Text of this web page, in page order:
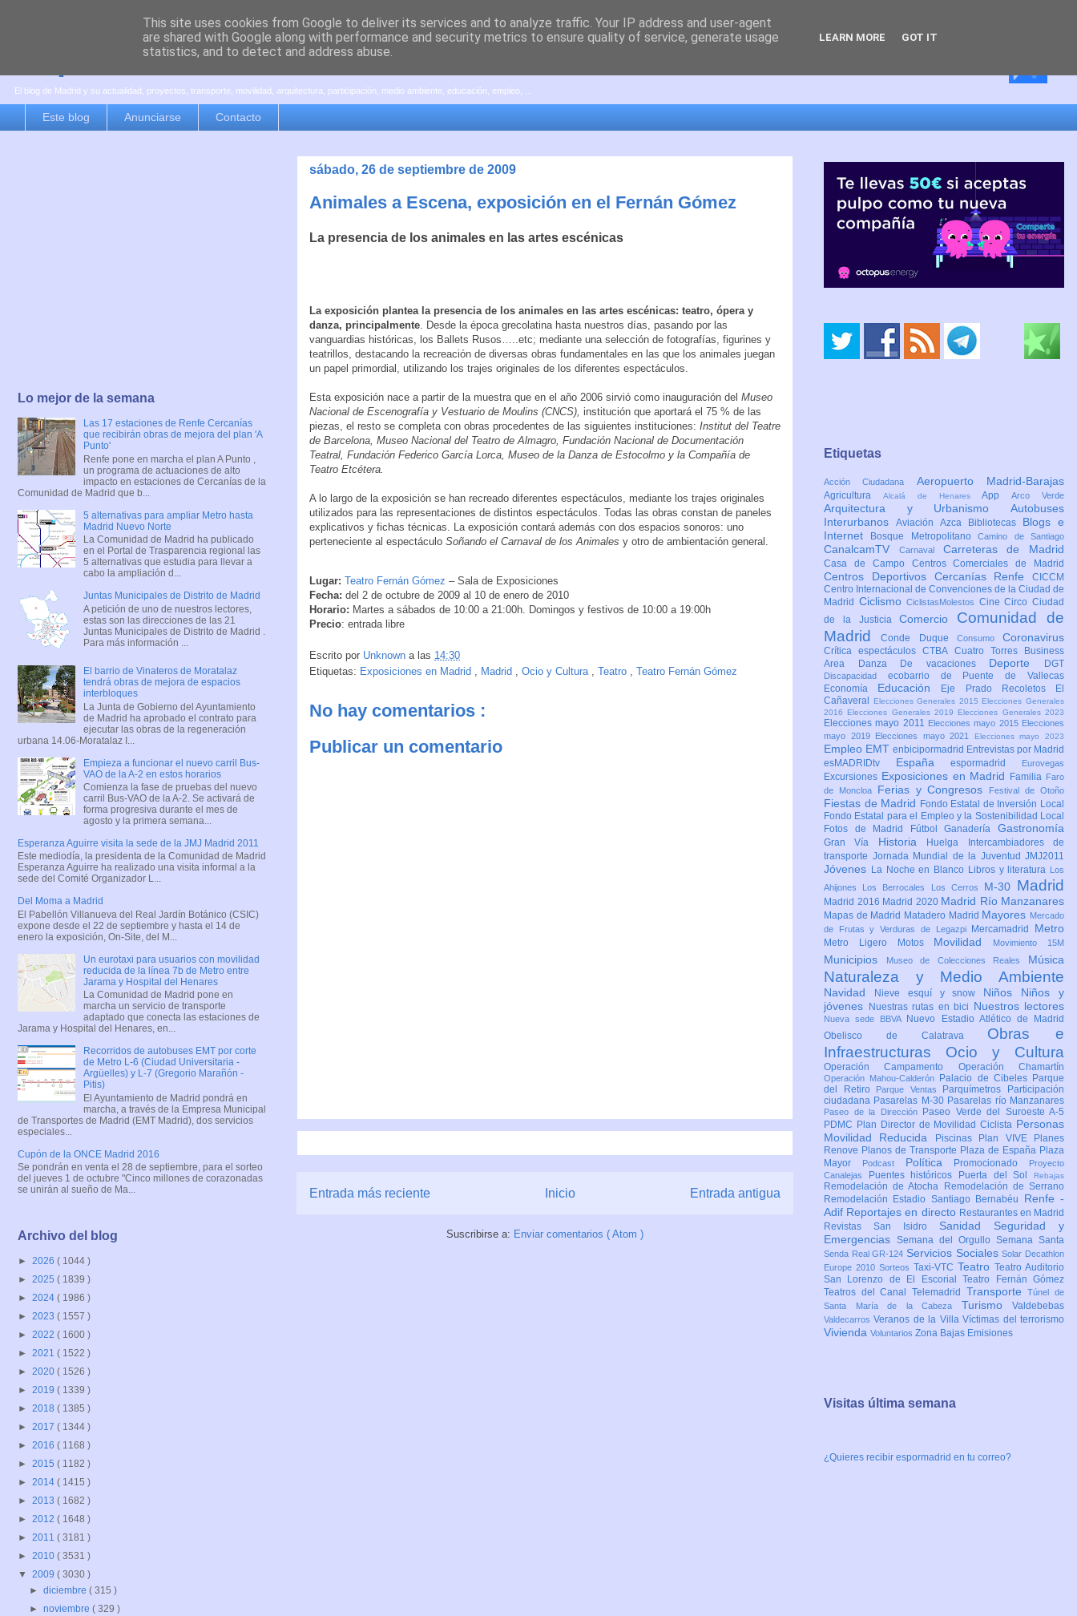
es por madrid
El blog de Madrid y su actualidad, proyectos, transporte, movilidad, arquitectura, participación, medio ambiente, educación, empleo, ...
Este blog Anunciarse Contacto
sábado, 26 de septiembre de 2009
Animales a Escena, exposición en el Fernán Gómez
La presencia de los animales en las artes escénicas
La exposición plantea la presencia de los animales en las artes escénicas: teatro, ópera y
danza, principalmente. Desde la época grecolatina hasta nuestros días, pasando por las
vanguardias históricas, los Ballets Rusos…..etc; mediante una selección de fotografías, figurines y
teatrillos, destacando la recreación de diversas obras fundamentales en las que los animales juegan
un papel primordial, utilizando los trajes originales de los diferentes espectáculos.
Esta exposición nace a partir de la muestra que en el año 2006 sirvió como inauguración del Museo
Nacional de Escenografía y Vestuario de Moulins (CNCS), institución que aportará el 75 % de las
piezas, el resto se completa con obras procedentes de las siguientes instituciones: Institut del Teatre
de Barcelona, Museo Nacional del Teatro de Almagro, Fundación Nacional de Documentación
Teatral, Fundación Federico García Lorca, Museo de la Danza de Estocolmo y la Compañía de
Teatro Etcétera.
A lo largo de la exposición se han recreado diferentes espectáculos, mediante los trajes originales
utilizados para las representaciones de distintos espectáculos. Todas las obras constan de paneles
explicativos y fichas técnicas. La exposición contará además con dos espacios sonoros: uno
perteneciente al espectáculo Soñando el Carnaval de los Animales y otro de ambientación general.
Lugar: Teatro Fernán Gómez – Sala de Exposiciones
Fecha: del 2 de octubre de 2009 al 10 de enero de 2010
Horario: Martes a sábados de 10:00 a 21:00h. Domingos y festivos de 10:00 a 19:00h
Precio: entrada libre
Escrito por Unknown a las 14:30
Etiquetas: Exposiciones en Madrid Madrid Ocio y Cultura Teatro Teatro Fernán Gómez
No hay comentarios :
Publicar un comentario
Entrada más reciente Entrada antigua
Inicio
Suscribirse a: Enviar comentarios ( Atom )
Lo mejor de la semana
Las 17 estaciones de Renfe Cercanías
que recibirán obras de mejora del plan 'A
Punto'
Renfe pone en marcha el plan A Punto ,
un programa de actuaciones de alto
impacto en estaciones de Cercanías de la
Comunidad de Madrid que b...
5 alternativas para ampliar Metro hasta
Madrid Nuevo Norte
La Comunidad de Madrid ha publicado
en el Portal de Trasparencia regional las
5 alternativas que estudia para llevar a
cabo la ampliación d...
Juntas Municipales de Distrito de Madrid
A petición de uno de nuestros lectores,
estas son las direcciones de las 21
Juntas Municipales de Distrito de Madrid .
Para más información ...
El barrio de Vinateros de Moratalaz
tendrá obras de mejora de espacios
interbloques
La Junta de Gobierno del Ayuntamiento
de Madrid ha aprobado el contrato para
ejecutar las obras de la regeneración
urbana 14.06-Moratalaz I...
Empieza a funcionar el nuevo carril Bus-
VAO de la A-2 en estos horarios
Comienza la fase de pruebas del nuevo
carril Bus-VAO de la A-2. Se activará de
forma progresiva durante el mes de
agosto y la primera semana...
Esperanza Aguirre visita la sede de la JMJ Madrid 2011
Este mediodía, la presidenta de la Comunidad de Madrid
Esperanza Aguirre ha realizado una visita informal a la
sede del Comité Organizador L...
Del Moma a Madrid
El Pabellón Villanueva del Real Jardín Botánico (CSIC)
expone desde el 22 de septiembre y hasta el 14 de
enero la exposición, On-Site, del M...
Un eurotaxi para usuarios con movilidad
reducida de la línea 7b de Metro entre
Jarama y Hospital del Henares
La Comunidad de Madrid pone en
marcha un servicio de transporte
adaptado que conecta las estaciones de
Jarama y Hospital del Henares, en...
Recorridos de autobuses EMT por corte
de Metro L-6 (Ciudad Universitaria -
Argüelles) y L-7 (Gregorio Marañón -
Pitis)
El Ayuntamiento de Madrid pondrá en
marcha, a través de la Empresa Municipal
de Transportes de Madrid (EMT Madrid), dos servicios
especiales...
Cupón de la ONCE Madrid 2016
Se pondrán en venta el 28 de septiembre, para el sorteo
del jueves 1 de octubre "Cinco millones de corazonadas
se unirán al sueño de Ma...
Archivo del blog
► 2026 ( 1044 )
► 2025 ( 1839 )
► 2024 ( 1986 )
► 2023 ( 1557 )
► 2022 ( 1600 )
► 2021 ( 1522 )
► 2020 ( 1526 )
► 2019 ( 1339 )
► 2018 ( 1385 )
► 2017 ( 1344 )
► 2016 ( 1168 )
► 2015 ( 1182 )
► 2014 ( 1415 )
► 2013 ( 1682 )
► 2012 ( 1648 )
► 2011 ( 3181 )
► 2010 ( 3531 )
▼ 2009 ( 3030 )
►diciembre( 315 )
►noviembre( 329 )
Etiquetas
Acción Ciudadana Aeropuerto Madrid-Barajas
Agricultura Alcalá de HenaresAppArco Verde
Arquitectura y Urbanismo Autobuses
Interurbanos Aviación Azca Bibliotecas Blogs e
Internet
Bosque MetropolitanoCamino de Santiago
CanalcamTV Carnaval Carreteras de Madrid
Casa de Campo Centros Comerciales de Madrid
Centros Deportivos Cercanías Renfe CICCM
Centro Internacional de Convenciones de la Ciudad de
Madrid CiclismoCiclistasMolestos CineCircoCiudad
de la JusticiaComercio Comunidad de
MadridConde Duque Consumo Coronavirus
Crítica espectáculosCTBA Cuatro Torres Business
Area
Danza De vacaciones Deporte DGT
Discapacidad ecobarrio de Puente de Vallecas
Economía Educación Eje Prado Recoletos
El
Cañaveral
Elecciones Generales 2015 Elecciones Generales
2016 Elecciones Generales 2019 Elecciones Generales 2023
Elecciones mayo 2011 Elecciones mayo 2015 Elecciones
mayo 2019
Elecciones mayo 2021 Elecciones mayo 2023
Empleo EMT enbicipormadrid Entrevistas por Madrid
esMADRIDtv Españaespormadrid Eurovegas
Excursiones Exposiciones en Madrid Familia Faro
de Moncloa
Ferias y Congresos Festival de Otoño
Fiestas de Madrid Fondo Estatal de Inversión Local
Fondo Estatal para el Empleo y la Sostenibilidad Local
Fotos de Madrid
FútbolGanaderíaGastronomía
Gran Vía Historia Huelga
Intercambiadores de
transporte Jornada Mundial de la Juventud JMJ2011
Jóvenes La Noche en Blanco Libros y literatura
Los
Ahijones
Los Berrocales Los Cerros M-30 Madrid
Madrid 2016 Madrid 2020 Madrid Río Manzanares
Mapas de Madrid Matadero Madrid Mayores Mercado
de Frutas y Verduras de Legazpi
Mercamadrid Metro
Metro Ligero Motos Movilidad Movimiento 15M
Municipios Museo de Colecciones Reales Música
Naturaleza y Medio Ambiente
Navidad Nieve esquí y snow Niños Niños y
jóvenes
Nuestras rutas en bici Nuestros lectores
Nueva sede BBVA
Nuevo Estadio Atlético de Madrid
Obelisco de Calatrava Obras e
Infraestructuras Ocio y Cultura
Operación Campamento Operación Chamartín
Operación Mahou-Calderón Palacio de Cibeles Parque
del Retiro
Parque Ventas Parquímetros
Participación
ciudadana Pasarelas M-30 Pasarelas río Manzanares
Paseo de la Dirección
Paseo Verde del Suroeste A-5
PDMC Plan Director de Movilidad Ciclista Personas
Movilidad Reducida
Piscinas Plan VIVE
Planes
Renove Planos de Transporte Plaza de España Plaza
Mayor
Podcast Política Promocionado
Proyecto
Canalejas
Puentes históricos Puerta del Sol Rebajas
Remodelación de Atocha
Remodelación de Serrano
Remodelación Estadio Santiago Bernabéu Renfe -
Adif Reportajes en directo Restaurantes en Madrid
Revistas San Isidro Sanidad Seguridad y
Emergencias Semana del Orgullo Semana Santa
Senda Real GR-124 Servicios SocialesSolar Decathlon
Europe 2010 Sorteos Taxi-VTC Teatro Teatro Auditorio
San Lorenzo de El EscorialTeatro Fernán Gómez
Teatros del Canal Telemadrid TransporteTúnel de
Santa María de la Cabeza Turismo Valdebebas
ValdecarrosVeranos de la VillaVíctimas del terrorismo
Vivienda Voluntarios Zona Bajas Emisiones
Visitas última semana
¿Quieres recibir espormadrid en tu correo?
This site uses cookies from Google to deliver its services and to analyze traffic. Your IP address and user-agent
are shared with Google along with performance and security metrics to ensure quality of service, generate usage
statistics, and to detect and address abuse.
LEARN MORE GOT IT